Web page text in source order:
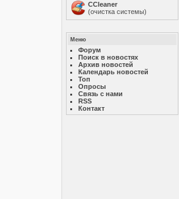
ССleaner
(очистка системы)
Меню
Форум
Поиск в новостях
Архив новостей
Календарь новостей
Топ
Опросы
Связь с нами
RSS
Контакт